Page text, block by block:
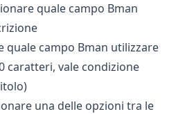
quale campo Bman
quale campo Bman utilizzare
caratteri, vale condizione
una delle opzioni tra le